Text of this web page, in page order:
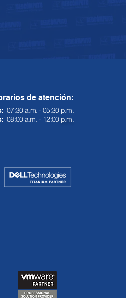
de atención:
07:30 a.m. - 05:30 p.m.
08:00 a.m. - 12:00p.m.